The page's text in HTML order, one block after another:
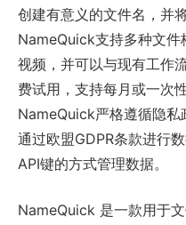
创建有意义的文件名，并
NameQuick支持多种文件
视频，并可以与现有工作
费试用，支持每月或一次
NameQuick严格遵循隐私
通过欧盟GDPR条款进行
API键的方式管理数据。
NameQuick 是一款用于